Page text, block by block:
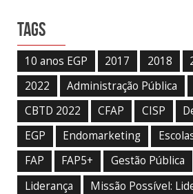
Tags
10 anos EGP 2017 2018
2022
Administração Pública
CBTD 2022
CFAP CISP
EGP
Endomarketing
FAP
FAP5+ Gestão Pública
Liderança
Missão Possível: